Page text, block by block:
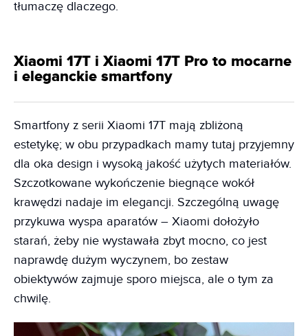
tłumaczę dlaczego.
Xiaomi 17T i Xiaomi 17T Pro to mocarne
i eleganckie smartfony
Smartfony z serii Xiaomi 17T mają zbliżoną
estetykę; w obu przypadkach mamy tutaj przyjemny
dla oka design i wysoką jakość użytych materiałów.
Szczotkowane wykończenie biegnące wokół
krawędzi nadaje im elegancji. Szczególną uwagę
przykuwa wyspa aparatów – Xiaomi dołożyło
starań, żeby nie wystawała zbyt mocno, co jest
naprawdę dużym wyczynem, bo zestaw
obiektywów zajmuje sporo miejsca, ale o tym za
chwilę.